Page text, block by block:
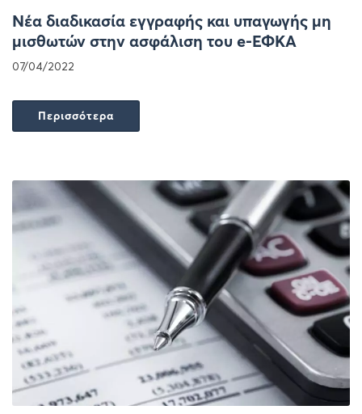
Νέα διαδικασία εγγραφής και υπαγωγής μη
μισθωτών στην ασφάλιση του e-ΕΦΚΑ
07/04/2022
Περισσότερα